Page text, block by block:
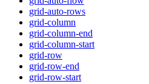
grid-auto-rows
grid-column
grid-column-end
grid-column-start
grid-row
grid-row-end
grid-row-start